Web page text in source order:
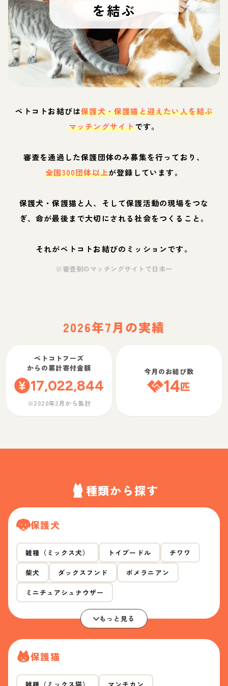
を結ぶ
ペトコトお結びは保護犬・保護猫と迎えたい人を結ぶ
マッチングサイトです。
審査を通過した保護団体のみ募集を行っており、
全国300団体以上が登録しています。
保護犬・保護猫と人、そして保護活動の現場をつな
ぎ、命が最後まで大切にされる社会をつくること。
それがペトコトお結びのミッションです。
※審査制のマッチングサイトで日本一
2026年7月の実績
ペトコトフーズ
からの累計寄付金額
17,022,844
※2020年2月から集計
今月のお結び数
14匹
種類から探す
保護犬
雑種（ミックス犬） トイプードル チワワ
柴犬 ダックスフンド ポメラニアン
ミニチュアシュナウザー
もっと見る
保護猫